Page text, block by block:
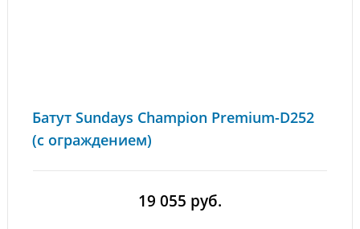
Батут Sundays Champion Premium-D252
(с ограждением)
19 055 руб.